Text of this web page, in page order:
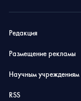
Редакция
Размещение рекламы
Научным учреждениям
RSS